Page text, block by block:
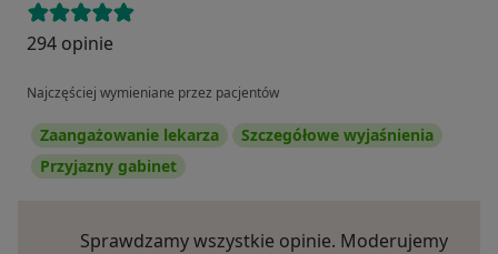
294 opinie
Najczęściej wymieniane przez pacjentów
Zaangażowanie lekarza
Szczegółowe wyjaśnienia
Przyjazny gabinet
Sprawdzamy wszystkie opinie. Moderujemy